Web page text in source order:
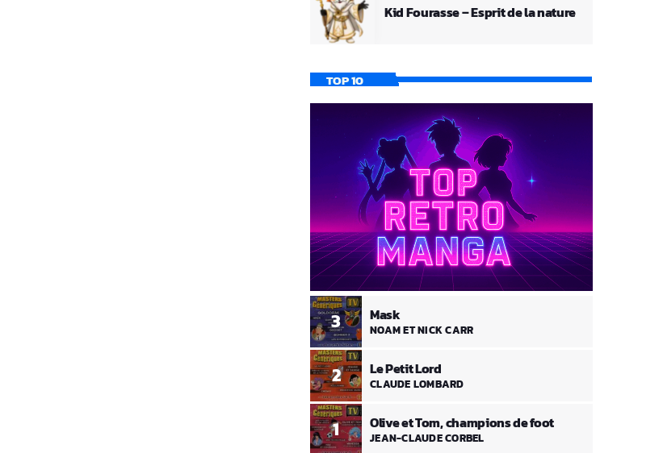
Kid Fourasse – Esprit de la nature
TOP 10
1 Olive et Tom, champions de foot
JEAN-CLAUDE CORBEL
2 Le Petit Lord
CLAUDE LOMBARD
3 Mask
NOAM ET NICK CARR